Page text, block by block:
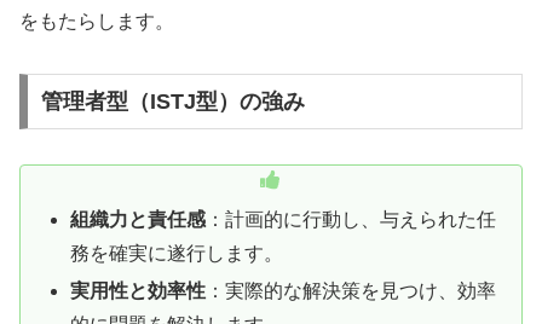
をもたらします。
管理者型（ISTJ型）の強み
組織力と責任感 ：計画的に行動し、与えられた任
務を確実に遂行します。
実用性と効率性 ：実際的な解決策を見つけ、効率